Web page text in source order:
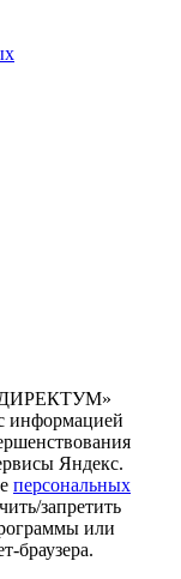
информацией
Яндекс.
персональных
запретить
или
браузера.